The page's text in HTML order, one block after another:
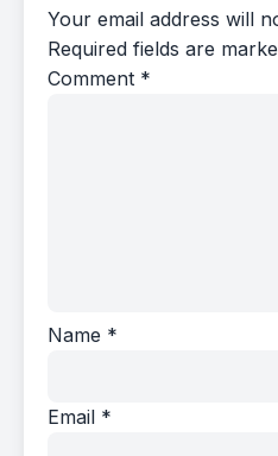
Your email address will
Required fields are
Comment *
Name *
Email *